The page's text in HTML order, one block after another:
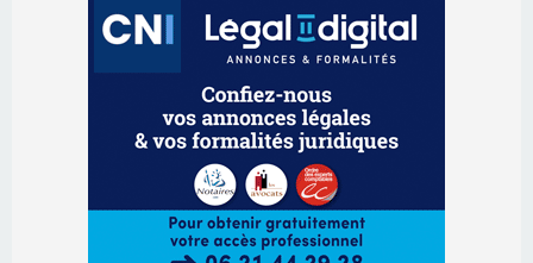
Les brèves
Festa di l’Associi Curtinesi le 13 septembre
Ucciani – Marché des producteurs à Cruculi le